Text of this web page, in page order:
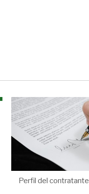
Perfil del contratante